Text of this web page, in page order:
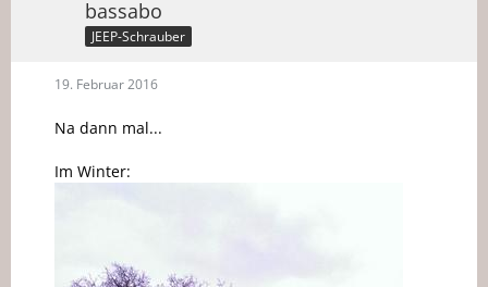
bassabo
JEEP-Schrauber
19. Februar 2016
Na dann mal...
Im Winter: